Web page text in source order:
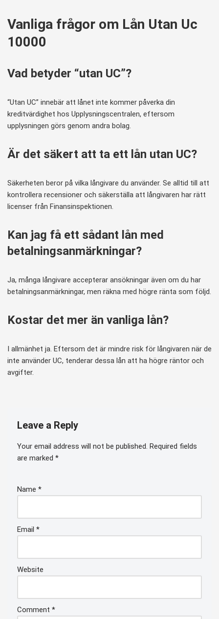
Vanliga frågor om Lån Utan Uc
10000
Vad betyder “utan UC”?
“Utan UC” innebär att lånet inte kommer påverka din
kreditvärdighet hos Upplysningscentralen, eftersom
upplysningen görs genom andra bolag.
Är det säkert att ta ett lån utan UC?
Säkerheten beror på vilka långivare du använder. Se alltid till att
kontrollera recensioner och säkerställa att långivaren har rätt
licenser från Finansinspektionen.
Kan jag få ett sådant lån med
betalningsanmärkningar?
Ja, många långivare accepterar ansökningar även om du har
betalningsanmärkningar, men räkna med högre ränta som följd.
Kostar det mer än vanliga lån?
I allmänhet ja. Eftersom det är mindre risk för långivaren när de
inte använder UC, tenderar dessa lån att ha högre räntor och
avgifter.
Leave a Reply
Your email address will not be published. Required fields
are marked *
Name *
Email *
Website
Comment *